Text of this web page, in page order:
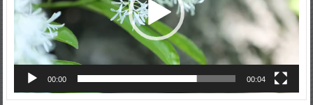
00:00 00:04